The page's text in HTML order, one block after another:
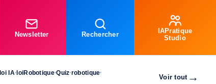
Newsletter Rechercher
IAPratique
Studio
loi IA• loiRobotique•Quiz•robotique•
Voir tout→